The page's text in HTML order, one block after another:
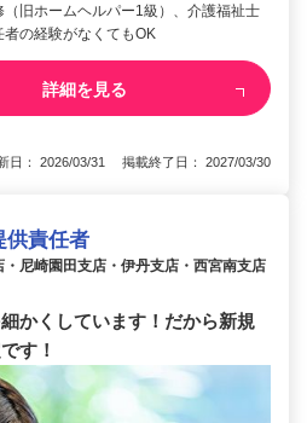
旧ホームヘルパー1級）、介護福祉士
の経験がなくてもOK
詳細を見る
日： 2026/03/31 掲載終了日： 2027/03/30
供責任者
尼崎園田支店・伊丹支店・西宮南支店
かくしています！だから新規
す！